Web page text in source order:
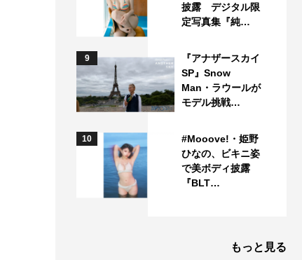
披露 デジタル限
定写真集『純…
9
『アナザースカイ
SP』Snow
Man・ラウールが
モデル挑戦…
10
#Mooove!・姫野
ひなの、ビキニ姿
で美ボディ披露
『BLT…
もっと見る